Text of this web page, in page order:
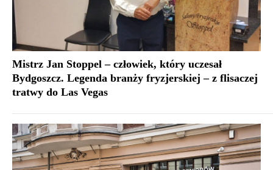
Mistrz Jan Stoppel – człowiek, który uczesał
Bydgoszcz. Legenda branży fryzjerskiej – z flisaczej
tratwy do Las Vegas